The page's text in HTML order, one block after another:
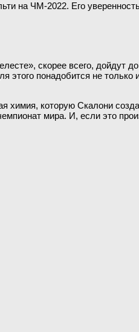
на ЧМ-2022. Его
скорее всего, дойдут
понадобится не
химия, которую Скалони
мира. И, если это